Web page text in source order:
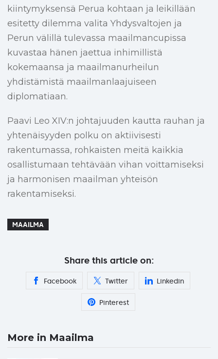
kiintymyksensä Perua kohtaan ja leikillään
esitetty dilemma valita Yhdysvaltojen ja
Perun välillä tulevassa maailmancupissa
kuvastaa hänen jaettua inhimillistä
kokemaansa ja maailmanurheilun
yhdistämistä maailmanlaajuiseen
diplomatiaan.
Paavi Leo XIV:n johtajuuden kautta rauhan ja
yhtenäisyyden polku on aktiivisesti
rakentumassa, rohkaisten meitä kaikkia
osallistumaan tehtävään vihan voittamiseksi
ja harmonisen maailman yhteisön
rakentamiseksi.
MAAILMA
Share this article on:
Facebook Twitter Linkedin
Pinterest
More in Maailma